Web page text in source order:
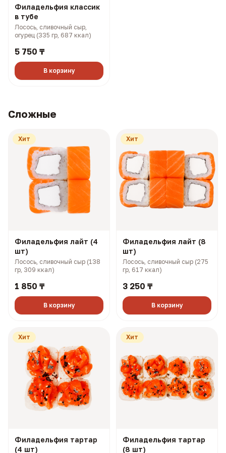
Филадельфия классик
в тубе
Лосось, сливочный сыр,
огурец (335 гр, 687 ккал)
5 750 ₸
В корзину
Сложные
Хит
Филадельфия лайт (4
шт)
Лосось, сливочный сыр (138
гр, 309 ккал)
1 850 ₸
В корзину
Хит
Филадельфия лайт (8
шт)
Лосось, сливочный сыр (275
гр, 617 ккал)
3 250 ₸
В корзину
Хит
Филадельфия тартар
(4 шт)
Хит
Филадельфия тартар
(8 шт)